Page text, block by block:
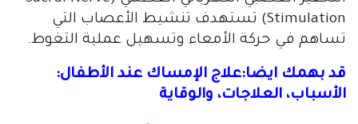
Stimulation) تستهدف تنشيط الأعصاب التي
تساهم في حركة الأمعاء وتسهيل عملية التغوط.
قد بهمك ايضا:علاج الإمساك عند الأطفال:
الأسباب، العلاجات، والوقاية